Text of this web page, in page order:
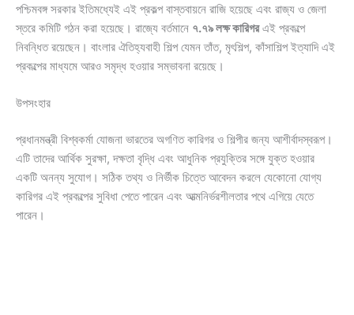
পশ্চিমবঙ্গ সরকার ইতিমধ্যেই এই প্রকল্প বাস্তবায়নে রাজি হয়েছে এবং রাজ্য ও জেলা
স্তরে কমিটি গঠন করা হয়েছে। রাজ্যে বর্তমানে ৭.৭৯ লক্ষ কারিগরএই প্রকল্পে
নিবন্ধিত রয়েছেন। বাংলার ঐতিহ্যবাহী শিল্প যেমন তাঁত, মৃৎশিল্প, কাঁসাশিল্প ইত্যাদি এই
প্রকল্পের মাধ্যমে আরও সমৃদ্ধ হওয়ার সম্ভাবনা রয়েছে।
উপসংহার
প্রধানমন্ত্রী বিশ্বকর্মা যোজনা ভারতের অগণিত কারিগর ও শিল্পীর জন্য আশীর্বাদস্বরূপ।
এটি তাদের আর্থিক সুরক্ষা, দক্ষতা বৃদ্ধি এবং আধুনিক প্রযুক্তির সঙ্গে যুক্ত হওয়ার
একটি অনন্য সুযোগ। সঠিক তথ্য ও নির্ভীক চিত্তে আবেদন করলে যেকোনো যোগ্য
কারিগর এই প্রকল্পের সুবিধা পেতে পারেন এবং আত্মনির্ভরশীলতার পথে এগিয়ে যেতে
পারেন।